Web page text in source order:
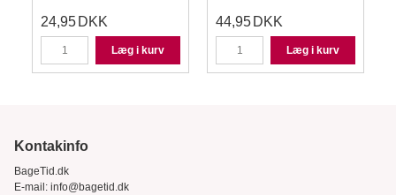
24,95 DKK
Læg i kurv
44,95 DKK
Læg i kurv
Kontakinfo
BageTid.dk
E-mail: info@bagetid.dk